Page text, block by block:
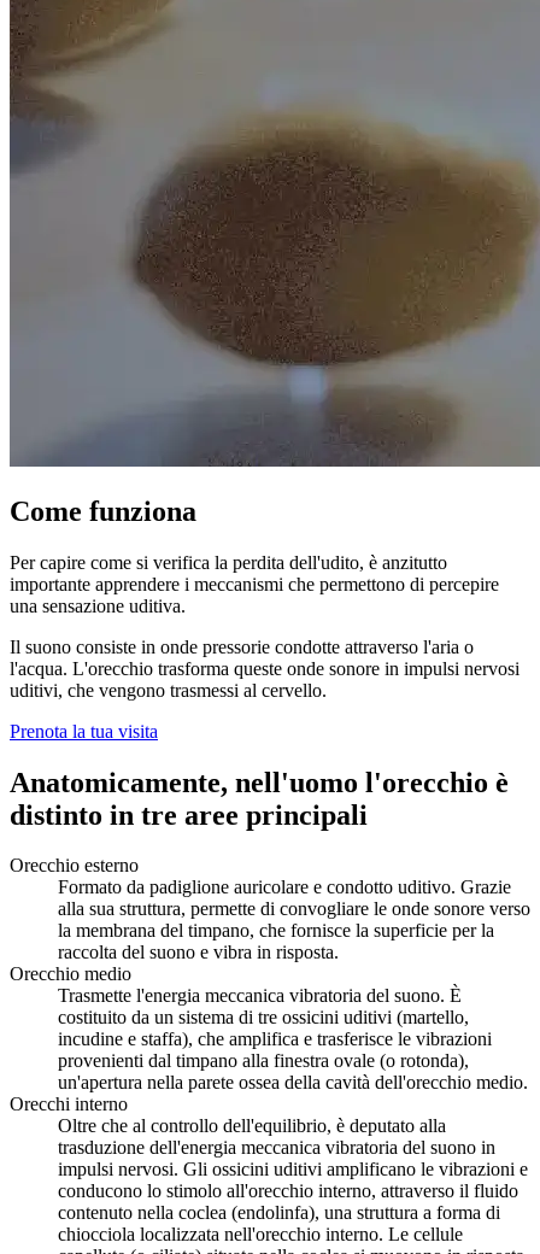
Come funziona
Per capire come si verifica la perdita dell'udito, è anzitutto
importante apprendere i meccanismi che permettono di percepire
una sensazione uditiva.
Il suono consiste in onde pressorie condotte attraverso l'aria o
l'acqua. L'orecchio trasforma queste onde sonore in impulsi nervosi
uditivi, che vengono trasmessi al cervello.
Prenota la tua visita
Anatomicamente, nell'uomo l'orecchio è
distinto in tre aree principali
Orecchio esterno
Formato da padiglione auricolare e condotto uditivo. Grazie
alla sua struttura, permette di convogliare le onde sonore verso
la membrana del timpano, che fornisce la superficie per la
raccolta del suono e vibra in risposta.
Orecchio medio
Trasmette l'energia meccanica vibratoria del suono. È
costituito da un sistema di tre ossicini uditivi (martello,
incudine e staffa), che amplifica e trasferisce le vibrazioni
provenienti dal timpano alla finestra ovale (o rotonda),
un'apertura nella parete ossea della cavità dell'orecchio medio.
Orecchi interno
Oltre che al controllo dell'equilibrio, è deputato alla
trasduzione dell'energia meccanica vibratoria del suono in
impulsi nervosi. Gli ossicini uditivi amplificano le vibrazioni e
conducono lo stimolo all'orecchio interno, attraverso il fluido
contenuto nella coclea (endolinfa), una struttura a forma di
chiocciola localizzata nell'orecchio interno. Le cellule